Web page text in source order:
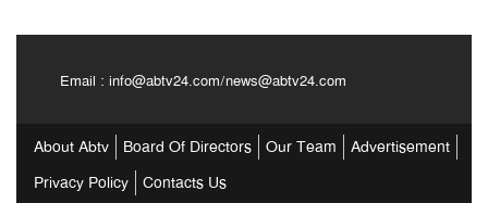
Email : info@abtv24.com/news@abtv24.com
About Abtv Board Of Directors Our Team
Advertisement
Privacy Policy
Contacts Us